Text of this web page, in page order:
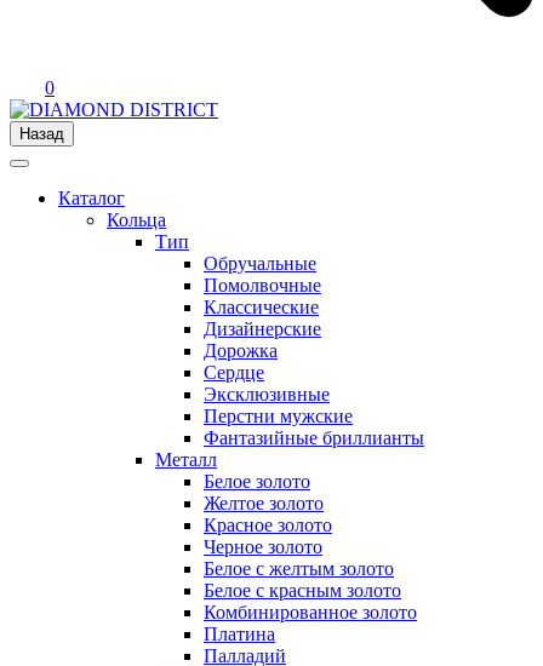
0
Назад
Каталог
Кольца
Тип
Обручальные
Помолвочные
Классические
Дизайнерские
Дорожка
Сердце
Эксклюзивные
Перстни мужские
Фантазийные бриллианты
Металл
Белое золото
Желтое золото
Красное золото
Черное золото
Белое с желтым золото
Белое с красным золото
Комбинированное золото
Платина
Палладий